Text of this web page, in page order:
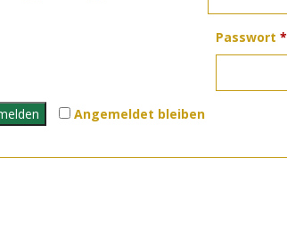
Passwort*
Angemeldet bleiben